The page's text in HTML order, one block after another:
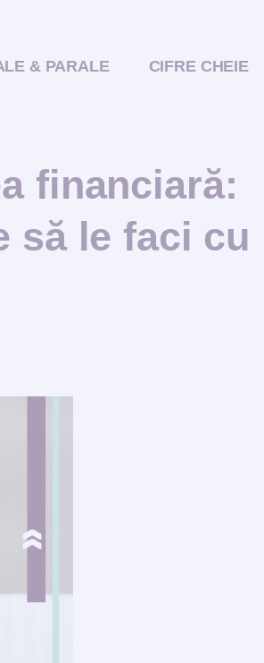
& PARALE CIFRE CHEIE
financiară:
să le faci cu